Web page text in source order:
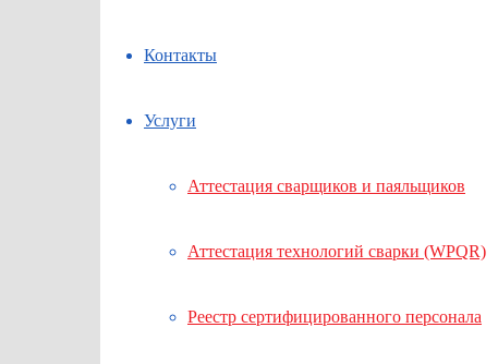
Контакты
Услуги
Аттестация сварщиков и паяльщиков
Аттестация технологий сварки (WPQR)
Реестр сертифицированного персонала